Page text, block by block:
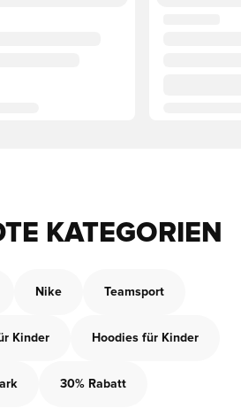
KATEGORIEN
Nike Teamsport
Kinder Hoodies für Kinder
30% Rabatt